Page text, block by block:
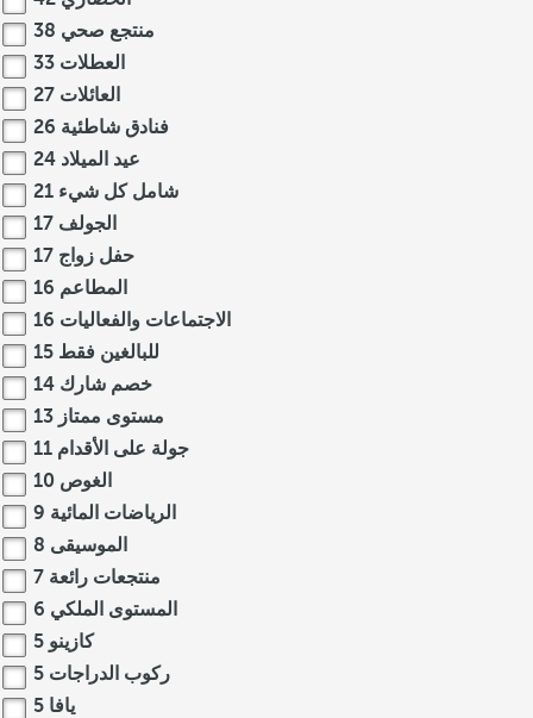
منتجع صحي 38
العطلات 33
العائلات 27
فنادق شاطئية 26
عيد الميلاد 24
شامل كل شيء 21
الجولف 17
حفل زواج 17
المطاعم 16
الاجتماعات والفعاليات 16
للبالغين فقط 15
خصم شارك 14
مستوى ممتاز 13
جولة على الأقدام 11
الغوص 10
الرياضات المائية 9
الموسيقى 8
منتجعات رائعة 7
المستوى الملكي 6
كازينو 5
ركوب الدراجات 5
يافا 5